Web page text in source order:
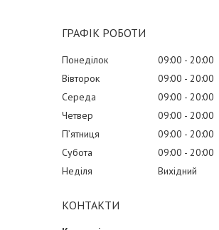
ГРАФІК РОБОТИ
Понеділок 09:00
20:00
Вівторок
09:00
20:00
Середа
09:00
20:00
Четвер
09:00
20:00
Пʼятниця
09:00
20:00
Субота
09:00
20:00
Неділя
Вихідний
КОНТАКТИ